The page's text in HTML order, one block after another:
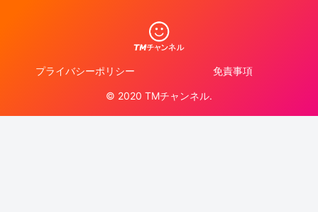
プライバシーポリシー 免責事項
© 2020 TMチャンネル.